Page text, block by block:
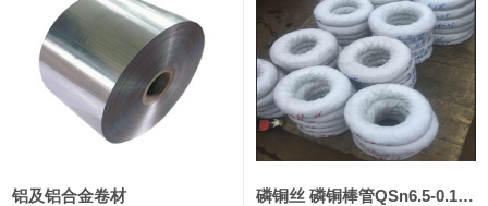
89,000—95,000 92,000 1,000
2#锑 85,000—91,000 88,000 1,000
1#镁 17,000—18,000 17,500 0
18,900—19,100 19,000 100
1#电解锰(99.7%袋装) 18,000—18,200 18,100 100
铝及铝合金卷材 磷铜丝 磷铜棒管QSn6.5-0.1 7-0.2 8-0.3